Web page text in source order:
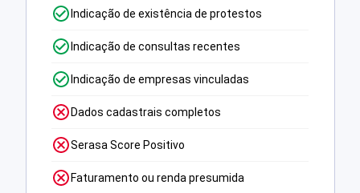
Indicação de existência de protestos
Indicação de consultas recentes
Indicação de empresas vinculadas
Dados cadastrais completos
Serasa Score Positivo
Faturamento ou renda presumida